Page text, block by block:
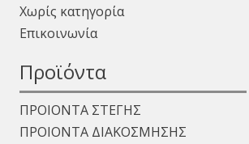
Χωρίς κατηγορία
Επικοινωνία
Προϊόντα
ΠΡΟΙΟΝΤΑ ΣΤΕΓΗΣ
ΠΡΟΙΟΝΤΑ ΔΙΑΚΟΣΜΗΣΗΣ